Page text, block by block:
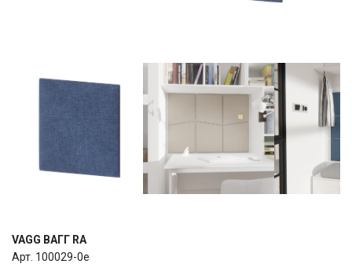
VAGG ВАГГ RA
Арт. 100029-0e